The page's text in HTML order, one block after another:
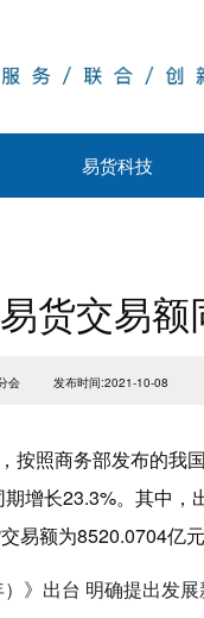
易货科技
货交易
会 发布时间:2021-10-08
按照商务部发布的我
增长23.3%。其中
额为8520.0704亿
》出台 明确提出发